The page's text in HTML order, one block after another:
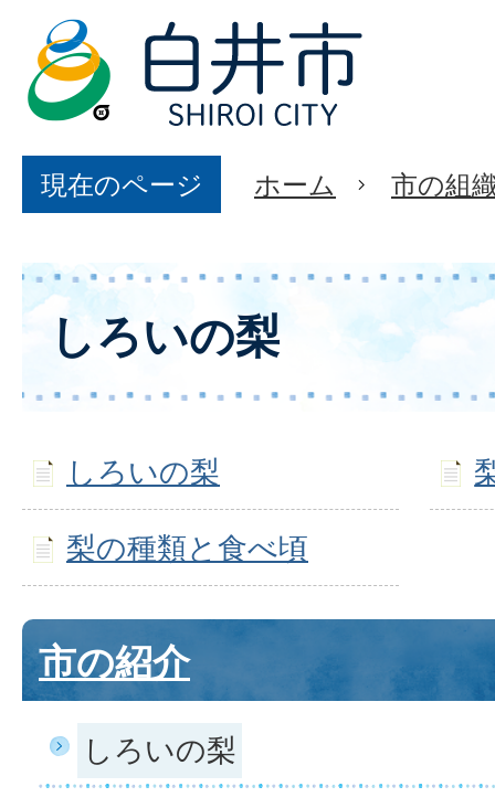
現在のページ ホーム 市の組
しろいの梨
しろいの梨
梨の種類と食べ頃
市の紹介
しろいの梨